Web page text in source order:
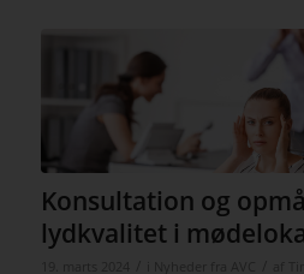
Konsultation og
lydkvalitet i